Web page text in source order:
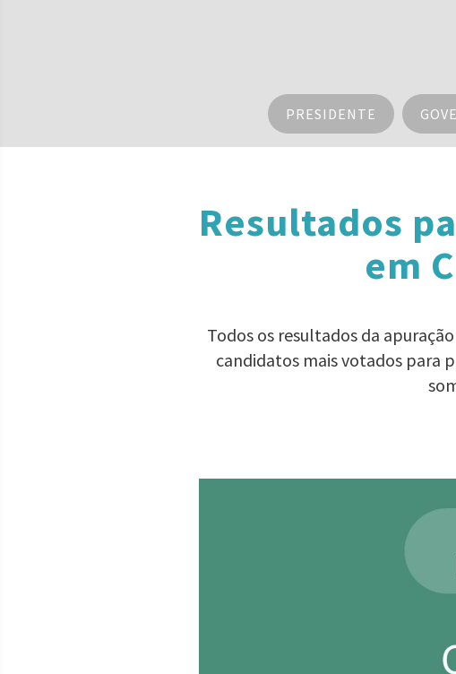
PRESIDENTE
Resultados
em
Todos os resultados da
candidatos mais votados para